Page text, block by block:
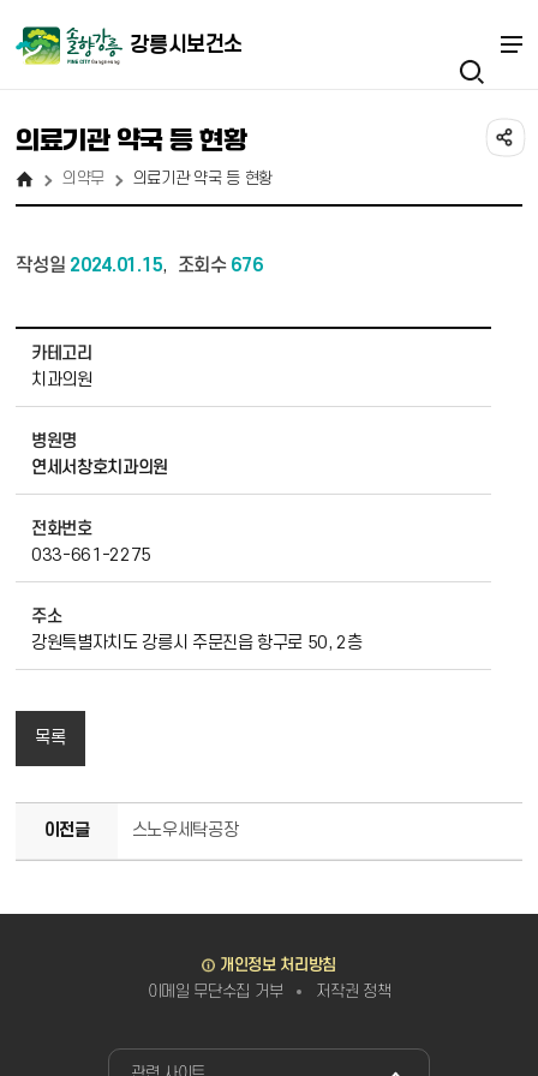
강릉시보건소
의료기관 약국 등 현황
의약무 의료기관 약국 등 현황
작성일 2024.01.15, 조회수 676
카테고리
치과의원
병원명
연세서창호치과의원
전화번호
033-661-2275
주소
강원특별자치도 강릉시 주문진읍 항구로 50, 2층
목록
이전글 스노우세탁공장
개인정보 처리방침
이메일 무단수집 거부
저작권 정책